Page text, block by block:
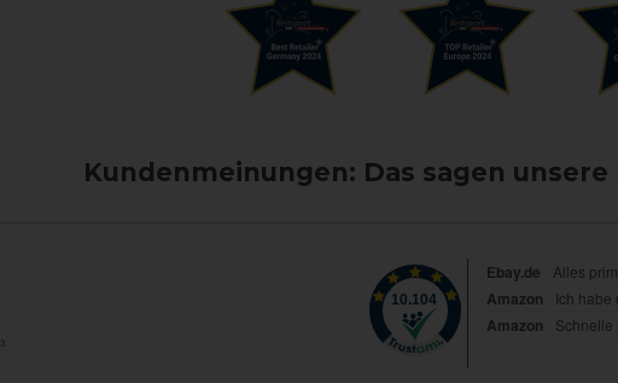
Kundenmeinungen: Das sagen